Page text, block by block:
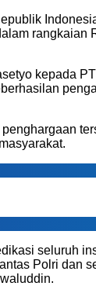
kepada
seluruh
Polri